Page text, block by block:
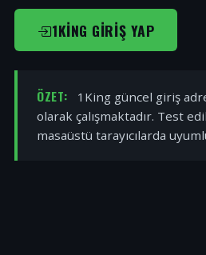
1KING GIRIŞ YAP
ÖZET:
1King güncel giriş
olarak çalışmaktadır. Test
masaüstü tarayıcılarda